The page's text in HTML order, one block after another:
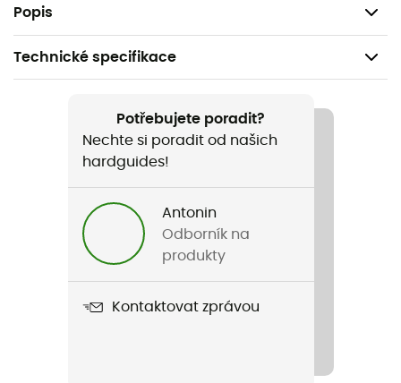
PopisHmotnost (velikost M, MIPS® a bez MIPS®): 450 g
Technické specifikace
Alpské lyžování / Lyžování / Snowboard / Ski all
Pánské / Dámské
Název produktu
Potřebujete poradit?
Nechte si poradit od našich
hardguides!
Antonin
Odborník na
produkty
Kontaktovat zprávou